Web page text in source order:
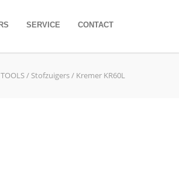
SERVICE CONTACT
/ Stofzuigers/ Kremer KR60L